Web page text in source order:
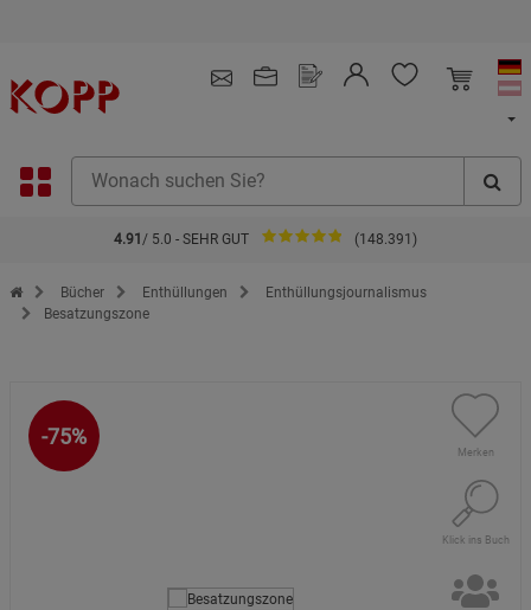
4.91 / 5.0 - SEHR GUT (148.391)
Zur Startseite des Kopp Verlag Online-Shop
Bücher Enthüllungen
Enthüllungsjournalismus
Besatzungszone
-75%
Merken
Klick ins Buch